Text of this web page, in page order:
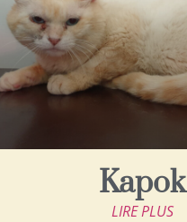
Kapok
LIRE PLUS